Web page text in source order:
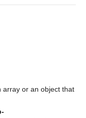
mm”
array or an object that